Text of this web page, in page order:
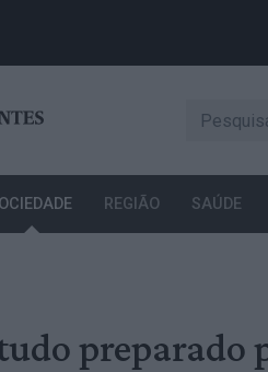
REGIÃO SAÚDE
preparado